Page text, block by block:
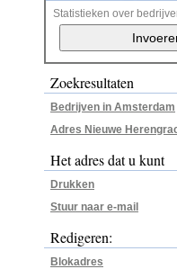
Statistieken over
Zoekresultaten
Bedrijven in Amsterdam
Adres Nieuwe
Het adres dat u kunt
Drukken
Stuur naar e-mail
Redigeren:
Blokadres